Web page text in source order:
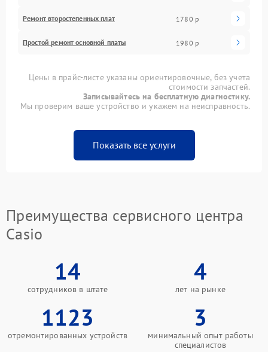
Ремонт второстепенных плат 1780 р
Простой ремонт основной платы 1980 р
Цены в прайс-листе указаны ориентировочные, без учета
стоимости запчастей.
Записывайтесь на бесплатную диагностику.
Мы проверим ваше устройство и укажем на неисправность.
Показать все услуги
Преимущества сервисного центра
Casio
14
сотрудников в штате
4
лет на рынке
1123
отремонтированных устройств
3
минимальный опыт работы
специалистов